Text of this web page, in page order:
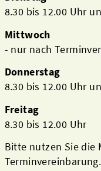
8.30 bis 12.00 Uhr
Mittwoch
- nur nach
Donnerstag
8.30 bis 12.00 Uhr
Freitag
8.30 bis 12.00 Uhr
Bitte nutzen Sie die
Terminvereinbarung.